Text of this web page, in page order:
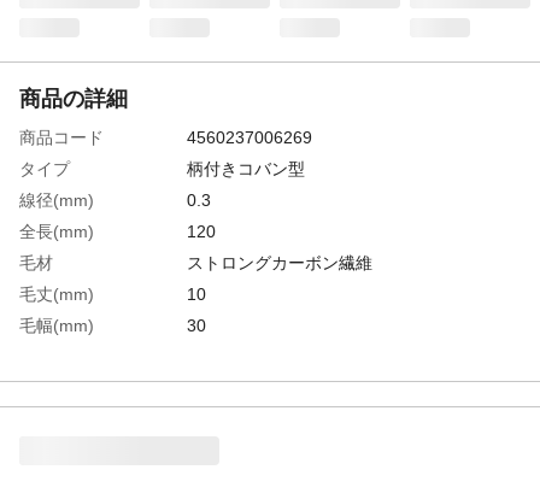
商品の詳細
商品コード
4560237006269
タイプ
柄付きコバン型
線径(mm)
0.3
全長(mm)
120
毛材
ストロングカーボン繊維
毛丈(mm)
10
毛幅(mm)
30
表面抵抗値(Ω)
10［［の２乗］］(Ω・cm)